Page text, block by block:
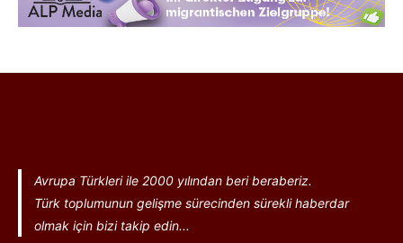
Avrupa Türkleri ile 2000 yılından beri beraberiz.
Türk toplumunun gelişme sürecinden sürekli haberdar
olmak için bizi takip edin...